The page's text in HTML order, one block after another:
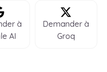
à
AI
Demander à
Groq